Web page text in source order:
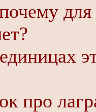
для
про